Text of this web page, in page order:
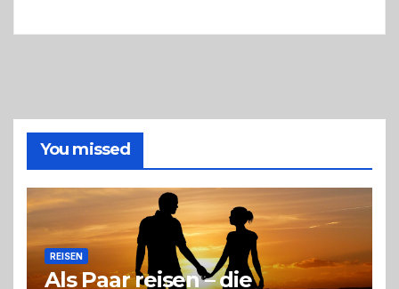
richtige
Entscheidung
You missed
REISEN
Als Paar reisen – die